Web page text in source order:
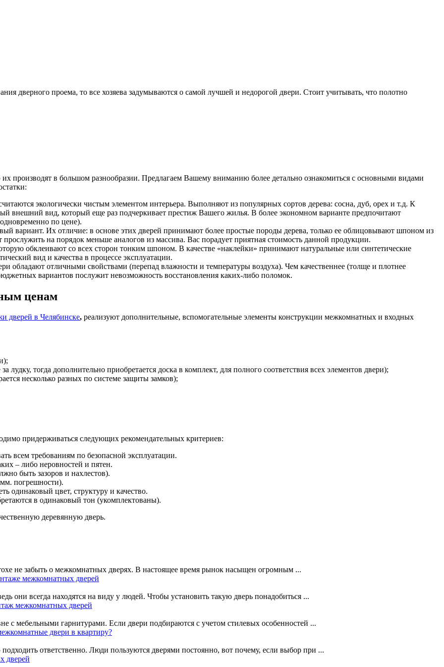
дверного проема, то все хозяева задумываются о самой лучшей и недорогой двери. Стоит учитывать, что полотно
их производят в большом разнообразии. Предлагаем Вашему вниманию более детально ознакомиться с основными видами
экологически чистым элементом интерьера. Выполняют из популярных сортов дерева: сосна, дуб, орех и т.д. К
внешний вид, который еще раз подчеркивает престиж Вашего жилья. В более экономном варианте предпочитают
по цене).
вариант. Их отличие: в основе этих дверей принимают более простые породы дерева, только ее облицовывают шпоном из
на порядок меньше аналогов из массива. Вас порадует приятная стоимость данной продукции.
обклеивают со всех сторон тонким шпоном. В качестве «наклейки» принимают натуральные или синтетические
вид и качества в процессе эксплуатации.
обладают отличными свойствами (перепад влажности и температуры воздуха). Чем качественнее (толще и плотнее
вариантов послужит невозможность восстановления каких-либо поломок.
ценам
дверей в Челябинске, реализуют дополнительные, вспомогательные элементы конструкции межкомнатных и входных
лудку, тогда дополнительно приобретается доска в комплект, для полного соответствия всех элементов двери);
несколько разных по системе защиты замков);
придерживаться следующих рекомендательных критериев:
всем требованиям по безопасной эксплуатации.
– либо неровностей и пятен.
быть зазоров и нахлестов).
погрешности).
одинаковый цвет, структуру и качество.
в одинаковый тон (укомплектованы).
деревянную дверь.
не забыть о межкомнатных дверях. В настоящее время рынок насыщен огромным ...
межкомнатных дверей
они всегда находятся на виду у людей. Чтобы установить такую дверь понадобиться ...
межкомнатных дверей
с мебельными гарнитурами. Если двери подбираются с учетом стилевых особенностей ...
двери в квартиру?
ответственно. Люди пользуются дверями постоянно, вот почему, если выбор при ...
дверей